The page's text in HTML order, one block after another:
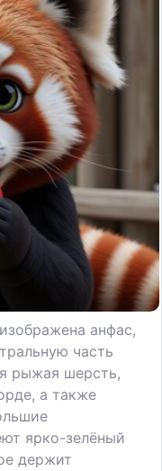
анфас,
часть
рыжая шерсть,
а также
ярко-зелёный
держит